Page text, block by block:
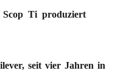
Scop Ti produziert
seit vier Jahren in